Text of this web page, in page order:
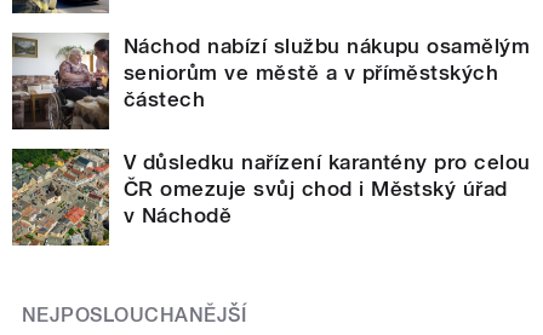
Náchod nabízí službu nákupu osamělým
seniorům ve městě a v příměstských
částech
V důsledku nařízení karantény pro celou
ČR omezuje svůj chod i Městský úřad
v Náchodě
NEJPOSLOUCHANĚJŠÍ